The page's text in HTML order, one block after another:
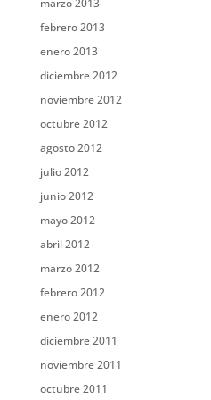
marzo 2013
febrero 2013
enero 2013
diciembre 2012
noviembre 2012
octubre 2012
agosto 2012
julio 2012
junio 2012
mayo 2012
abril 2012
marzo 2012
febrero 2012
enero 2012
diciembre 2011
noviembre 2011
octubre 2011